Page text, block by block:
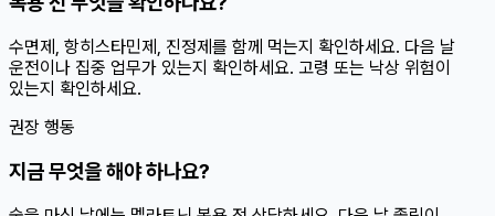
수면제, 항히스타민제, 진정제를 함께 먹는지 확인하세요. 다음 날
운전이나 집중 업무가 있는지 확인하세요. 고령 또는 낙상 위험이
있는지 확인하세요.
권장 행동
지금 무엇을 해야 하나요?